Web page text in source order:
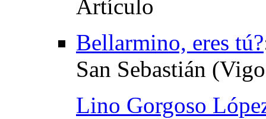
Bellarmino, eres tú?
San Sebastián
Lino Gorgoso